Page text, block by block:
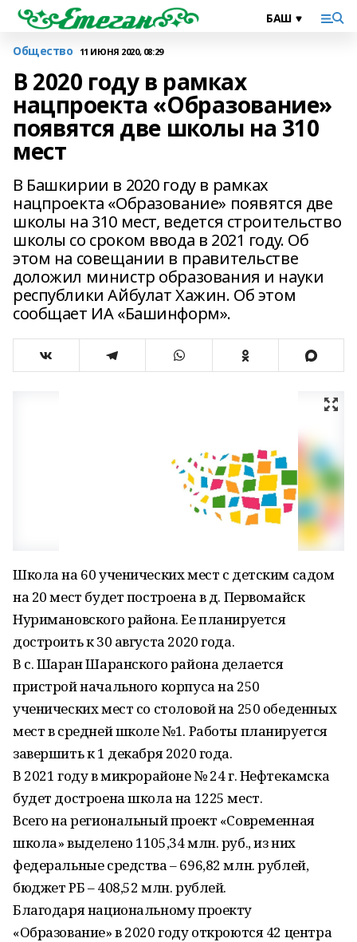
Общество 11 ИЮНЯ 2020, 08:29
В 2020 году в рамках
нацпроекта «Образование»
появятся две школы на 310
мест
В Башкирии в 2020 году в рамках
нацпроекта «Образование» появятся две
школы на 310 мест, ведется строительство
школы со сроком ввода в 2021 году. Об
этом на совещании в правительстве
доложил министр образования и науки
республики Айбулат Хажин. Об этом
сообщает ИА «Башинформ».
Школа на 60 ученических мест с детским садом
на 20 мест будет построена в д. Первомайск
Нуримановского района. Ее планируется
достроить к 30 августа 2020 года.
В с. Шаран Шаранского района делается
пристрой начального корпуса на 250
ученических мест со столовой на 250 обеденных
мест в средней школе №1. Работы планируется
завершить к 1 декабря 2020 года.
В 2021 году в микрорайоне № 24 г. Нефтекамска
будет достроена школа на 1225 мест.
Всего на региональный проект «Современная
школа» выделено 1105,34 млн. руб., из них
федеральные средства – 696,82 млн. рублей,
бюджет РБ – 408,52 млн. рублей.
Благодаря национальному проекту
«Образование» в 2020 году откроются 42 центра